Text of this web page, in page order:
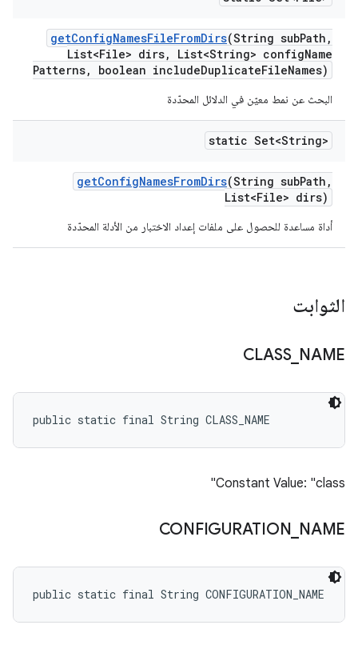
getConfigNamesFileFromDirs(String subPath ,
List<File> dirs, List<String> configName
Patterns, boolean includeDuplicateFileNames)
البحث عن نمط معيّن في الدلائل المحدّدة
static Set<String>
getConfigNamesFromDirs(String subPath ,
List<File> dirs)
أداة مساعدة للحصول على ملفات إعداد الاختبار من الأدلة المحدّدة
الثوابت
CLASS_ NAME
public static final String CLASS_NAME
Constant Value: "class"
CONFIGURATION NAME
public static final String CONFIGURATION_NAME